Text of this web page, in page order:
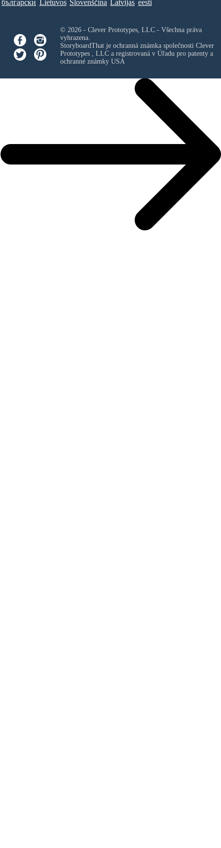
български Lietuvos Slovenščina Latvijas eesti
© 2026 - Clever Prototypes, LLC - Všechna práva
vyhrazena.
StoryboardThat je ochranná známka společnosti Clever
Prototypes , LLCa registrovaná v Úřadu pro patenty a
ochranné známky USA